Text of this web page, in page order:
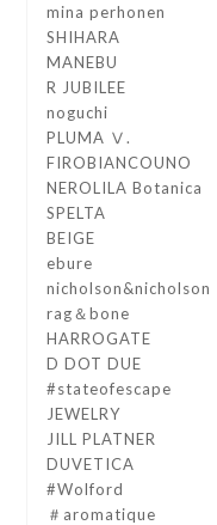
mina perhonen
SHIHARA
MANEBU
R JUBILEE
noguchi
PLUMA Ⅴ.
FIROBIANCOUNO
NEROLILA Botanica
SPELTA
BEIGE
ebure
nicholson&nicholson
rag＆bone
HARROGATE
D DOT DUE
#stateofescape
JEWELRY
JILL PLATNER
DUVETICA
#Wolford
＃aromatique